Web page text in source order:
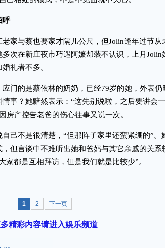
呼
与蔡也要家才隔几公尺，但Jolin逢年过节从
次在新庄夜市巧遇阿嬷却装不认识，上月Jolin
礼者不多。
的是蔡依林的奶奶，已经79岁的她，外表仍
事？她黯然表示：“这先别说啦，之后要讲会
房产控告老爸的伤心往事又说一次。
不是很清楚，“但那阵子家里还蛮紧绷的”。
但言谈中不难听出她和爸妈与其它亲戚的关系
家都是互相拜访，但是我们就是比较少”。
1 2 下一页
精彩内容请进入娱乐频道